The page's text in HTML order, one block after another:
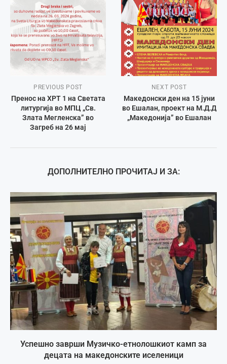
PREVIOUS POST
Пренос на ХРТ 1 на Светата
литургија во МПЦ „Св.
Злата Мегленска” во
Загреб на 26 мај
NEXT POST
Македонски ден на 15 јуни
во Ешалан, проект на М.Д.Д
„Македонија” во Ешалан
ДОПОЛНИТЕЛНО ПРОЧИТАЈ И ЗА:
Успешно заврши Музичко-етнолошкиот камп за
децата на македонските иселеници